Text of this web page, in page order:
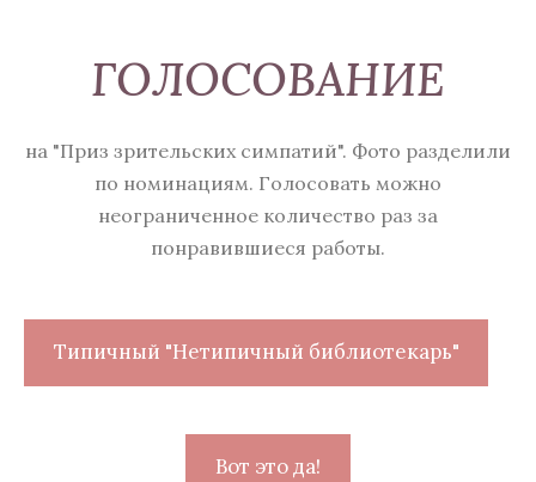
ГОЛОСОВАНИЕ
на "Приз зрительских симпатий". Фото разделили
по номинациям. Голосовать можно
неограниченное количество раз за
понравившиеся работы.
Типичный "Нетипичный библиотекарь"
Вот это да!